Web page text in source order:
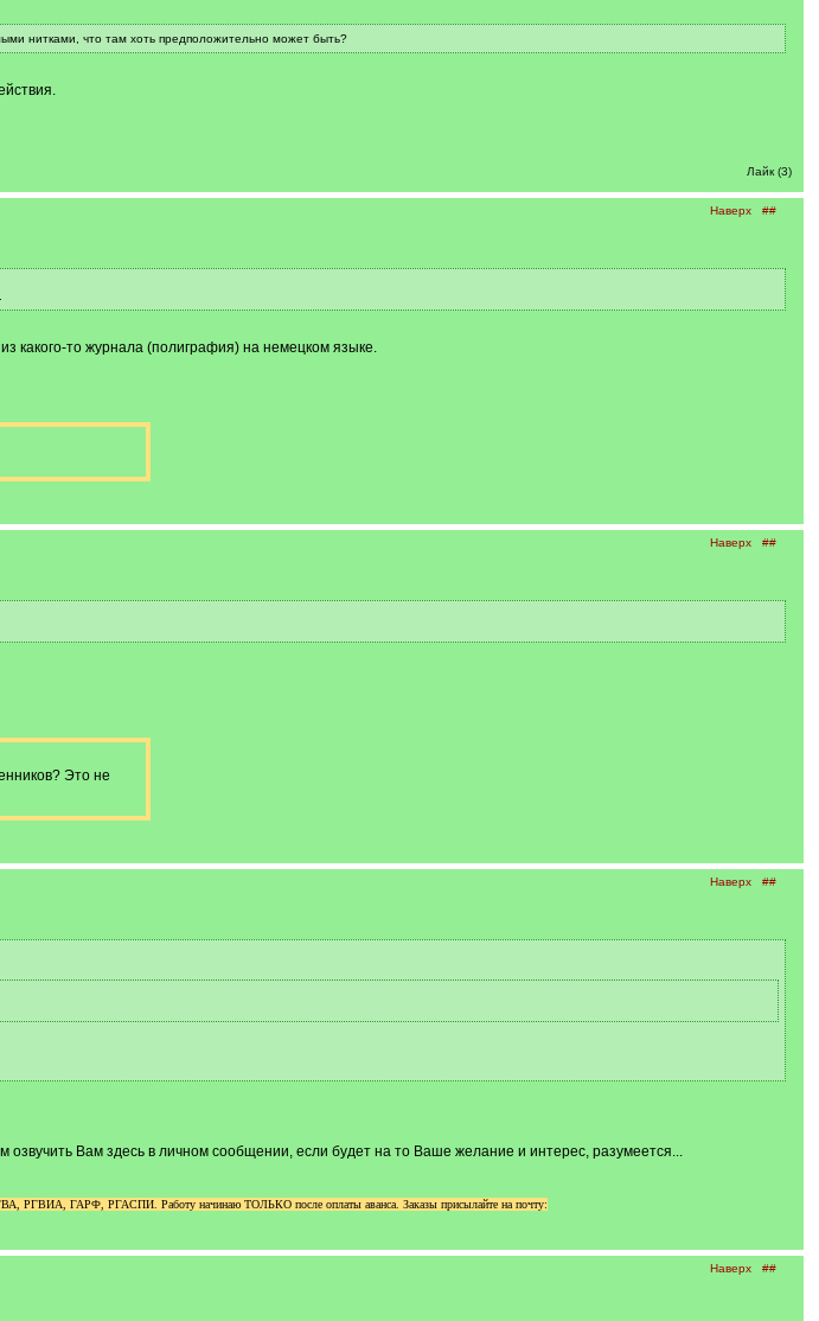
нитками, что там хоть предположительно может быть?
Лайк (3)
Наверх ##
какого-то журнала (полиграфия) на немецком языке.
Наверх ##
Это не
Наверх ##
Вам здесь в личном сообщении, если будет на то Ваше желание и интерес, разумеется...
РГВИА, ГАРФ, РГАСПИ. Работу начинаю ТОЛЬКО после оплаты аванса. Заказы присылайте на почту:
Наверх ##